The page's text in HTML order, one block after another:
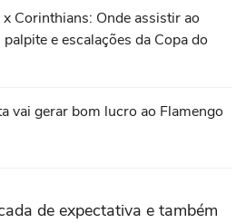
Corinthians: Onde assistir ao
e escalações da Copa do
vai gerar bom lucro ao Flamengo
de expectativa e também